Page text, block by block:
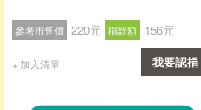
參考市售價 220元 捐款額 156元
+ 加入清單 我要認捐